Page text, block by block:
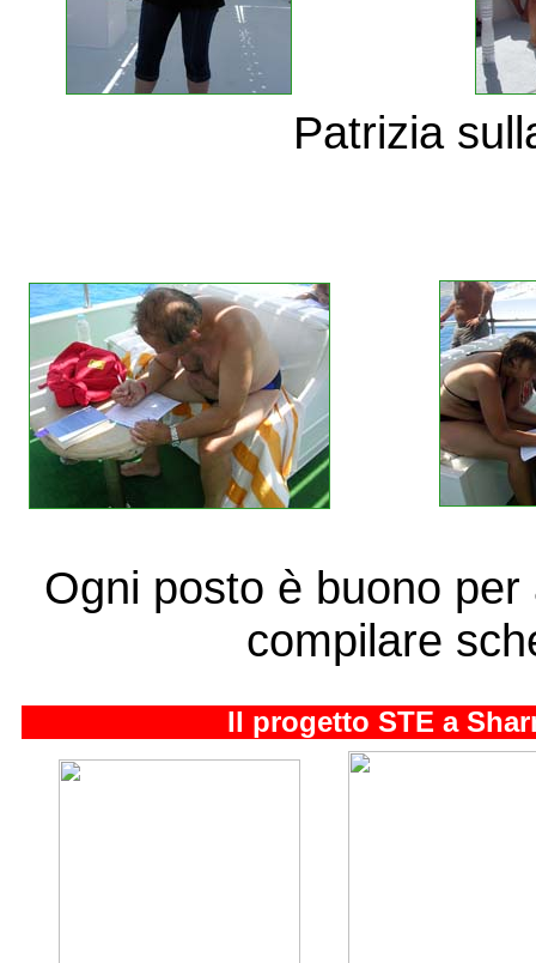
Patrizia
Ogni posto è buono per
compilare
Il progetto STE a